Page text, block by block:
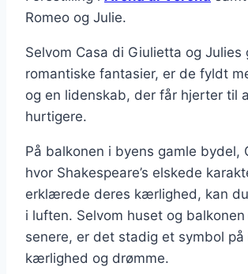
Romeo og Julie.
Selvom Casa di Giulietta og Julies
romantiske fantasier, er de fyldt
og en lidenskab, der får hjerter til
hurtigere.
På balkonen i byens gamle bydel,
hvor Shakespeare’s elskede
erklærede deres kærlighed, kan
i luften. Selvom huset og
senere, er det stadig et symbol på
kærlighed og drømme.